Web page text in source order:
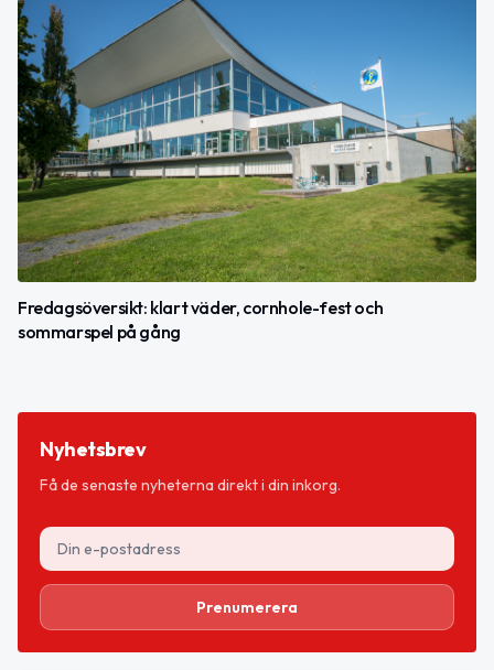
Fredagsöversikt: klart väder, cornhole-fest och
sommarspel på gång
Nyhetsbrev
Få de senaste nyheterna direkt i din inkorg.
Prenumerera